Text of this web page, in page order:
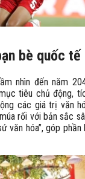
bè quốc tế
nhìn đến năm
tiêu chủ động,
các giá trị văn
rối với bản sắc
văn hóa”, góp phần